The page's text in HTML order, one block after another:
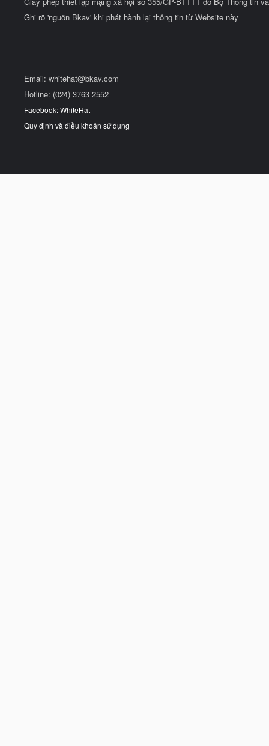
Ghi rõ 'nguồn Bkav' khi phát hành lại thông tin từ Website này
Email: whitehat@bkav.com
Hotline: (024) 3763 2552
Facebook: WhiteHat
Quy định và điều khoản sử dụng